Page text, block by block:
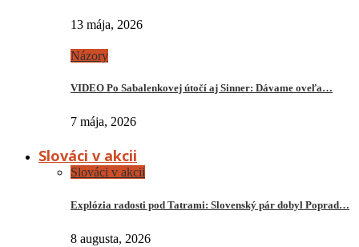
13 mája, 2026
Názory
VIDEO Po Sabalenkovej útočí aj Sinner: Dávame oveľa…
7 mája, 2026
Slováci v akcii
Slováci v akcii
Explózia radosti pod Tatrami: Slovenský pár dobyl Poprad…
8 augusta, 2026